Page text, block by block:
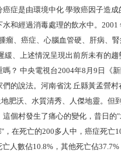
症是由環境中化 學致癌因子造成
和經過消毒處理的飲水中。2001
瘤、癌症、心腦血管硬、肝病、
緩、上述情況呈現出前所未有的趨
？ 中央電視台2004年8月9日《
的說法。河南省沈 丘縣黃孟營村
肥沃、水質清秀、人傑地靈。但
個村發生了痛心的變化，昔日的
在死亡的200多人中，癌症死亡
人數佔10.8%，其他死亡佔